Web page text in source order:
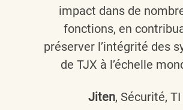
impact dans de
fonctions, en
préserver l’intégrité des
de TJX à l’échelle
Jiten, Sécurité, TI